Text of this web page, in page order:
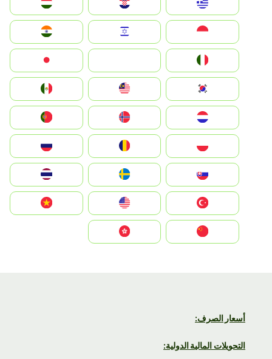
Hrvatska
Magyarország
Indonesia
South Korea
Nederland
Portugal
România
Slovensko
United States
Vietnam
أسعار الصرف:
التحويلات المالية الدولية: